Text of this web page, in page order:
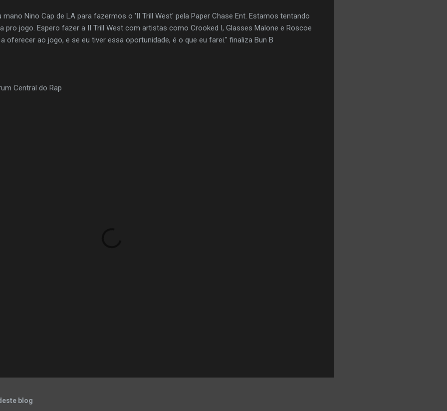
Nino Cap de LA para fazermos o 'II Trill West' pela Paper Chase Ent. Estamos tentando
pro jogo. Espero fazer a II Trill West com artistas como Crooked I, Glasses Malone e Roscoe
oferecer ao jogo, e se eu tiver essa oportunidade, é o que eu farei." finaliza Bun B
Central do Rap
blog